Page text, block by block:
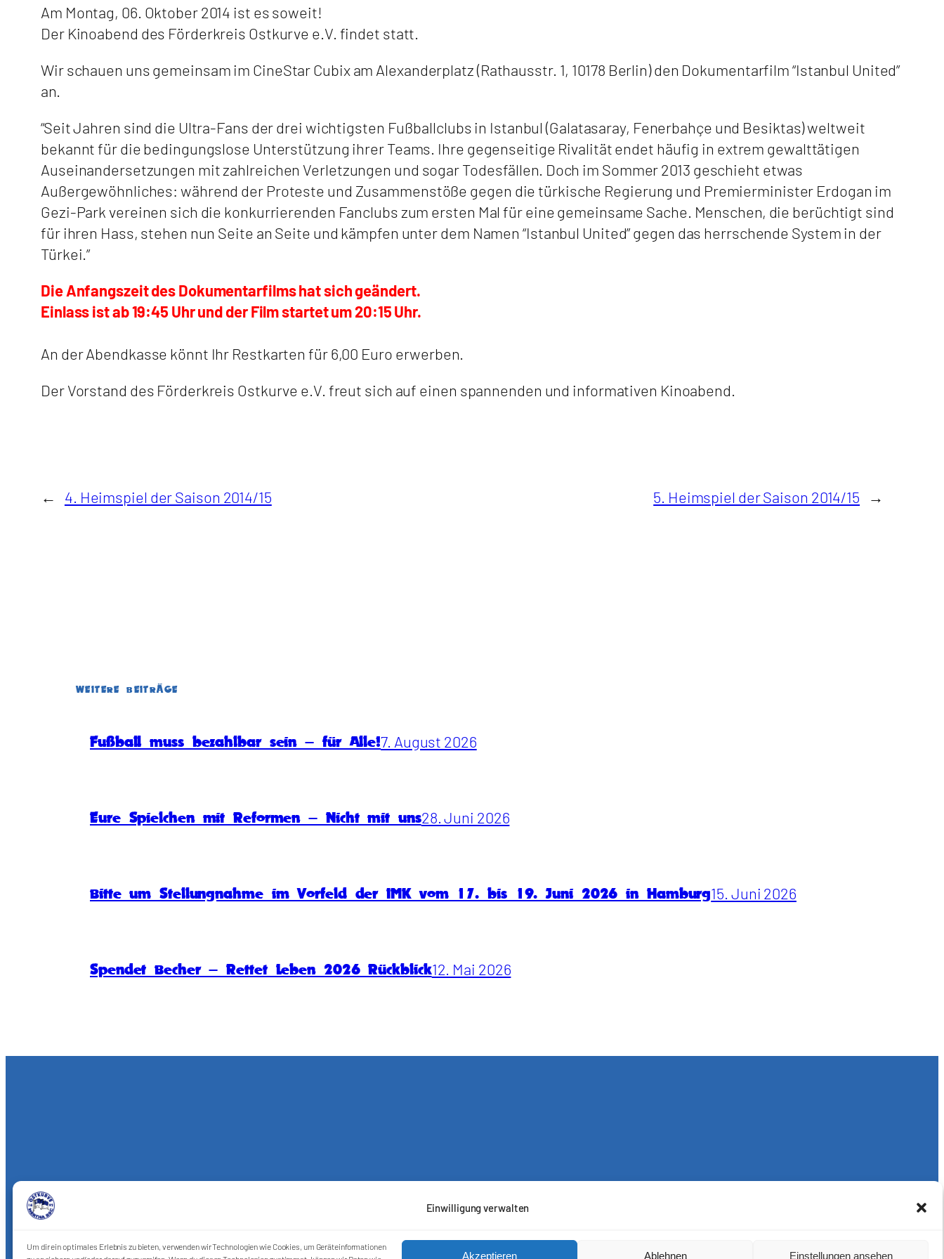
Einwilligung verwalten
Um dir ein optimales Erlebnis zu bieten, verwenden wir Technologien wie Cookies, um Geräteinformationen
Akzeptieren Ablehnen Einstellungen ansehen
Am Montag, 06. Oktober 2014 ist es soweit!
Der Kinoabend des Förderkreis Ostkurve e.V. findet statt.
Wir schauen uns gemeinsam im CineStar Cubix am Alexanderplatz (Rathausstr. 1, 10178 Berlin) den Dokumentarfilm “Istanbul United”
an.
“Seit Jahren sind die Ultra-Fans der drei wichtigsten Fußballclubs in Istanbul (Galatasaray, Fenerbahçe und Besiktas) weltweit
bekannt für die bedingungslose Unterstützung ihrer Teams. Ihre gegenseitige Rivalität endet häufig in extrem gewalttätigen
Auseinandersetzungen mit zahlreichen Verletzungen und sogar Todesfällen. Doch im Sommer 2013 geschieht etwas
Außergewöhnliches: während der Proteste und Zusammenstöße gegen die türkische Regierung und Premierminister Erdogan im
Gezi-Park vereinen sich die konkurrierenden Fanclubs zum ersten Mal für eine gemeinsame Sache. Menschen, die berüchtigt sind
für ihren Hass, stehen nun Seite an Seite und kämpfen unter dem Namen “Istanbul United” gegen das herrschende System in der
Türkei.”
Die Anfangszeit des Dokumentarfilms hat sich geändert.
Einlass ist ab 19:45 Uhr und der Film startet um 20:15 Uhr.
An der Abendkasse könnt Ihr Restkarten für 6,00 Euro erwerben.
Der Vorstand des Förderkreis Ostkurve e.V. freut sich auf einen spannenden und informativen Kinoabend.
← 4. Heimspiel der Saison 2014/15 5. Heimspiel der Saison 2014/15 →
WEITERE BEITRÄGE
Fußball muss bezahlbar sein – für Alle!7. August 2026
Eure Spielchen mit Reformen – Nicht mit uns28. Juni 2026
Bitte um Stellungnahme im Vorfeld der IMK vom 17. bis 19. Juni 2026 in Hamburg15. Juni 2026
Spendet Becher – Rettet Leben 2026 Rückblick12. Mai 2026